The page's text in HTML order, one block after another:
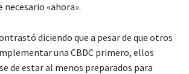
«ahora».
diciendo que a pesar de que otros
una CBDC primero, ellos
de estar al menos preparados para